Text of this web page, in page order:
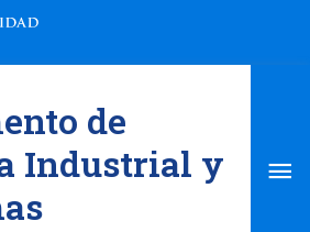
de
Industrial y